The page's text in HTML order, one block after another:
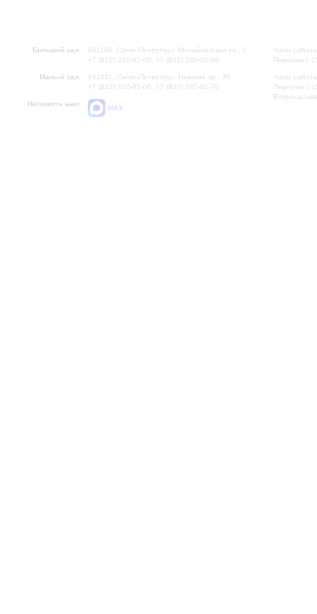
Большой зал:
191186, Санкт-Петербург, Михайловская ул., 2
+7 (812) 240-01-00, +7 (812) 240-01-80
Малый зал:
191011, Санкт-Петербург, Невский пр., 30
+7 (812) 240-01-00, +7 (812) 240-01-70
Напишите нам:
MAX
Часы
Перерыв с
Часы
Перерыв с
Вопросы